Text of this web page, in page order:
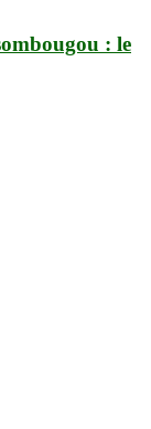
: le